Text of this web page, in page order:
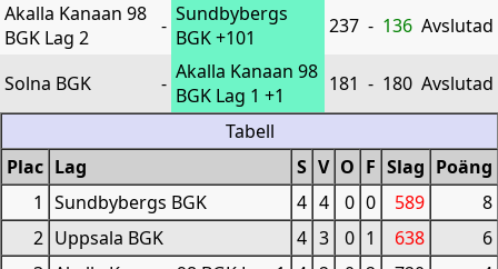
Akalla Kanaan 98
BGK Lag 2
- Sundbybergs
BGK+101 237 - 136 Avslutad
Solna BGK - Akalla Kanaan 98
BGK Lag 1 +1 181 - 180 Avslutad
Tabell
Plac Lag S V O F Slag Poäng
1 Sundbybergs BGK 4 4 0 0 589
8
2 Uppsala BGK 4 3 0 1 638
6